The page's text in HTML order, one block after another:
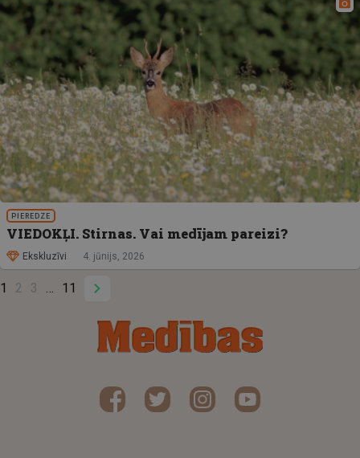
PIEREDZE
VIEDOKĻI. Stirnas. Vai medījam pareizi?
Ekskluzīvi 4. jūnijs, 2026
1 2 3 11